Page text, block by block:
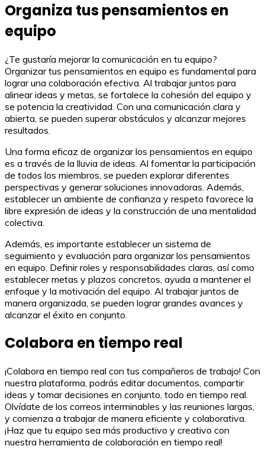
Organiza tus pensamientos en
equipo
¿Te gustaría mejorar la comunicación en tu equipo?
Organizar tus pensamientos en equipo es fundamental para
lograr una colaboración efectiva. Al trabajar juntos para
alinear ideas y metas, se fortalece la cohesión del equipo y
se potencia la creatividad. Con una comunicación clara y
abierta, se pueden superar obstáculos y alcanzar mejores
resultados.
Una forma eficaz de organizar los pensamientos en equipo
es a través de la lluvia de ideas. Al fomentar la participación
de todos los miembros, se pueden explorar diferentes
perspectivas y generar soluciones innovadoras. Además,
establecer un ambiente de confianza y respeto favorece la
libre expresión de ideas y la construcción de una mentalidad
colectiva.
Además, es importante establecer un sistema de
seguimiento y evaluación para organizar los pensamientos
en equipo. Definir roles y responsabilidades claras, así como
establecer metas y plazos concretos, ayuda a mantener el
enfoque y la motivación del equipo. Al trabajar juntos de
manera organizada, se pueden lograr grandes avances y
alcanzar el éxito en conjunto.
Colabora en tiempo real
¡Colabora en tiempo real con tus compañeros de trabajo! Con
nuestra plataforma, podrás editar documentos, compartir
ideas y tomar decisiones en conjunto, todo en tiempo real.
Olvídate de los correos interminables y las reuniones largas,
y comienza a trabajar de manera eficiente y colaborativa.
¡Haz que tu equipo sea más productivo y creativo con
nuestra herramienta de colaboración en tiempo real!